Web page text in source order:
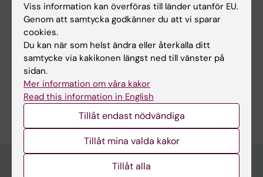
Redaktör: Christina Sundqvist
Sidan uppdaterad:2026-05-22
Dela
Viss information kan överföras till länder utanför EU.
Genom att samtycka godkänner du att vi sparar
cookies.
Du kan när som helst ändra eller återkalla ditt
samtycke via kakikonen längst ned till vänster på
sidan.
Mer information om våra kakor
Read this information in English
Tillåt endast nödvändiga
Tillåt mina valda kakor
Tillåt alla